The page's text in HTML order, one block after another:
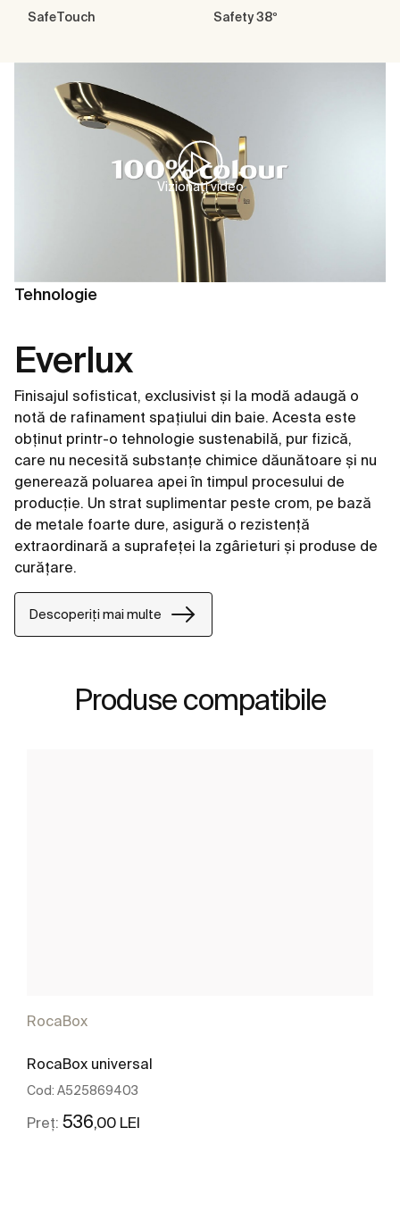
SafeTouch Safety 38º
Tehnologie
Everlux
Finisajul sofisticat, exclusivist și la modă adaugă o
notă de rafinament spațiului din baie. Acesta este
obținut printr-o tehnologie sustenabilă, pur fizică,
care nu necesită substanțe chimice dăunătoare și nu
generează poluarea apei în timpul procesului de
producție. Un strat suplimentar peste crom, pe bază
de metale foarte dure, asigură o rezistență
extraordinară a suprafeței la zgârieturi și produse de
curățare.
Descoperiți mai multe
Vizionați video
Produse compatibile
RocaBox
RocaBox universal
Cod: A525869403
Preț: 536,00 LEI